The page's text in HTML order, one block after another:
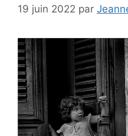
19 juin 2022 par